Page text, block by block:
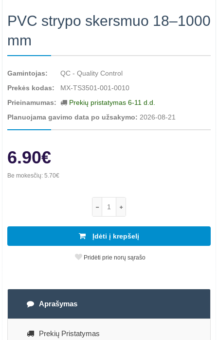
PVC strypo skersmuo 18–1000
mm
Gamintojas:
QC - Quality Control
Prekės kodas:
MX-TS3501-001-0010
Prieinamumas:
Prekių pristatymas 6-11 d.d.
Planuojama gavimo data po užsakymo: 2026-08-21
6.90€
Be mokesčių: 5.70€
Įdėti į krepšelį
Pridėti prie norų sąrašo
Aprašymas
Prekių Pristatymas